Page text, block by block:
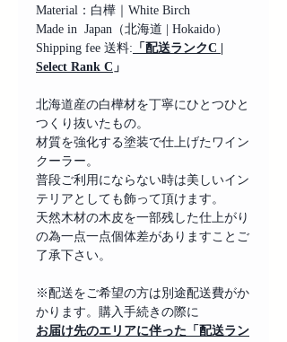
Material：白樺｜White Birch
Made in Japan（北海道 | Hokaido）
Shipping fee 送料: 「配送ランクC |
Select Rank C 」
北海道産の白樺材を丁寧にひとつひと
つくり抜いたもの。
材質を強化する塗装で仕上げたワイン
クーラー。
普段ご利用にならない時は美しいイン
テリアとしても飾って頂けます。
天然木材の木皮を一部残した仕上がり
の為一点一点個体差がありますことご
了承下さい。
※配送をご希望の方は別途配送費がか
かります。購入手続きの際に
お届け先のエリアに伴った「配送ラン